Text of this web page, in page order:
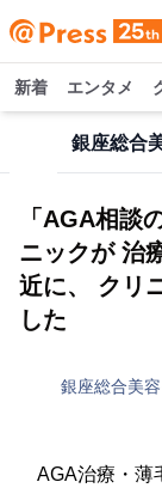
新着 エンタメ
銀座総合
「AGA相談
ニックが 治
近に、 クリ
した
銀座総合美
AGA治療・薄